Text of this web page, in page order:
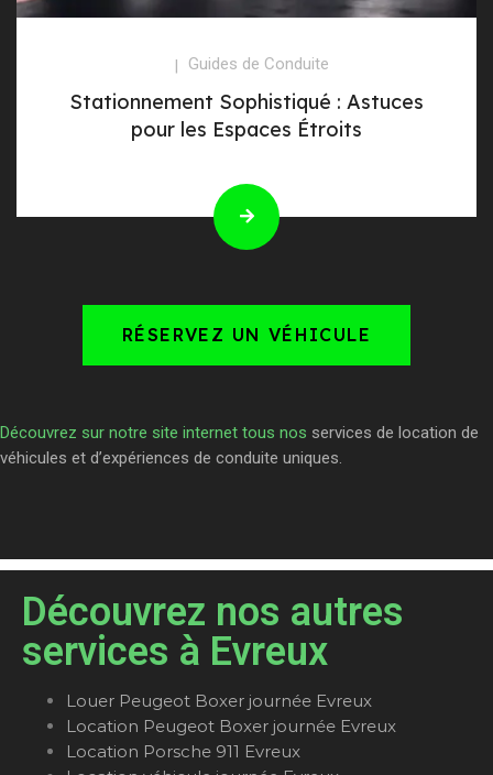
Guides de Conduite
Stationnement Sophistiqué : Astuces
pour les Espaces Étroits
RÉSERVEZ UN VÉHICULE
Découvrez sur notre site internet tous nos services de location de
véhicules et d’expériences de conduite uniques.
Découvrez nos autres
services à Evreux
Louer Peugeot Boxer journée Evreux
Location Peugeot Boxer journée Evreux
Location Porsche 911 Evreux